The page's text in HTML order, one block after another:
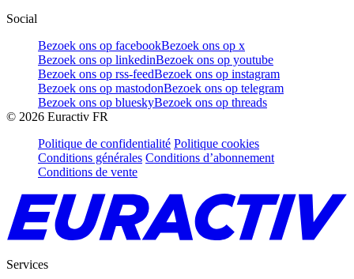
Social
Bezoek ons op facebookBezoek ons op x
Bezoek ons op linkedinBezoek ons op youtube
Bezoek ons op rss-feedBezoek ons op instagram
Bezoek ons op mastodonBezoek ons op telegram
Bezoek ons op blueskyBezoek ons op threads
© 2026 Euractiv FR
Politique de confidentialité Politique cookies
Conditions générales Conditions d’abonnement
Conditions de vente
Services